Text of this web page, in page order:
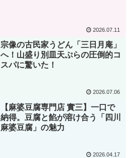
2026.07.11
宗像の古民家うどん「三日月庵」
へ！山盛り別皿天ぷらの圧倒的コ
スパに驚いた！
2026.07.06
【麻婆豆腐専門店 實三】一口で
納得。豆腐と餡が溶け合う「四川
麻婆豆腐」の魅力
2026.04.17